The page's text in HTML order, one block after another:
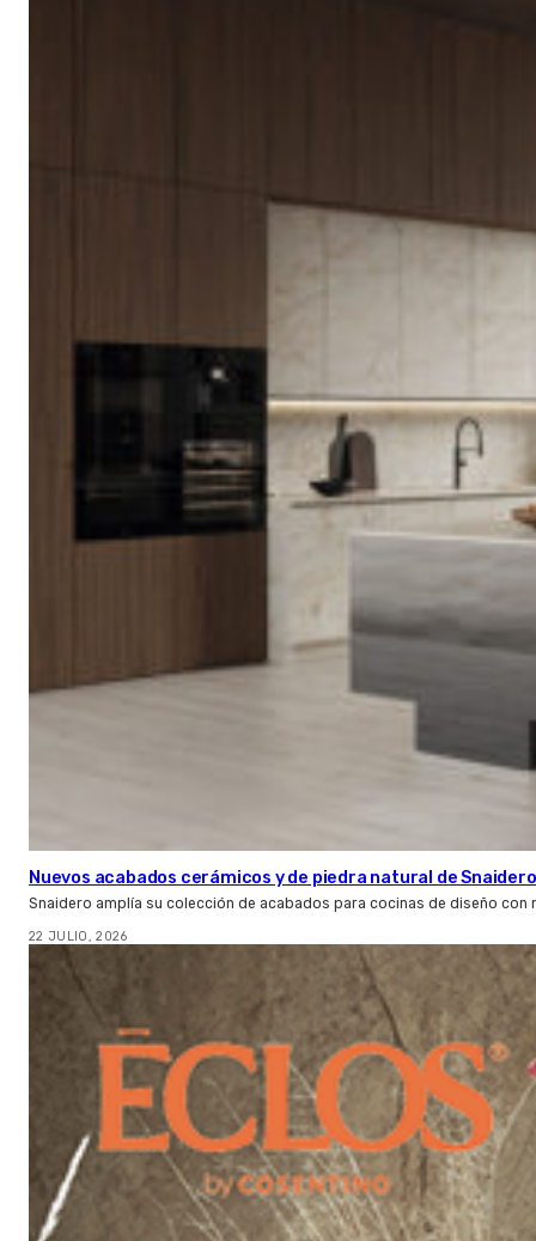
Nuevos acabados cerámicos y de piedra natural de Snaidero
Snaidero amplía su colección de acabados para cocinas de diseño
22 JULIO, 2026